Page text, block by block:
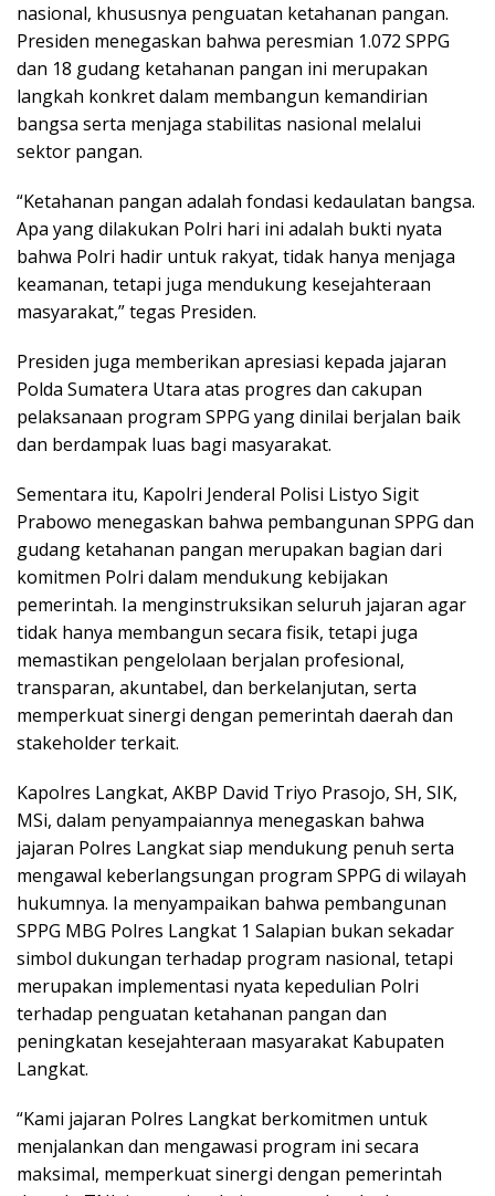
nasional, khususnya penguatan ketahanan pangan.
Presiden menegaskan bahwa peresmian 1.072 SPPG
dan 18 gudang ketahanan pangan ini merupakan
langkah konkret dalam membangun kemandirian
bangsa serta menjaga stabilitas nasional melalui
sektor pangan.
“Ketahanan pangan adalah fondasi kedaulatan bangsa.
Apa yang dilakukan Polri hari ini adalah bukti nyata
bahwa Polri hadir untuk rakyat, tidak hanya menjaga
keamanan, tetapi juga mendukung kesejahteraan
masyarakat,” tegas Presiden.
Presiden juga memberikan apresiasi kepada jajaran
Polda Sumatera Utara atas progres dan cakupan
pelaksanaan program SPPG yang dinilai berjalan baik
dan berdampak luas bagi masyarakat.
Sementara itu, Kapolri Jenderal Polisi Listyo Sigit
Prabowo menegaskan bahwa pembangunan SPPG dan
gudang ketahanan pangan merupakan bagian dari
komitmen Polri dalam mendukung kebijakan
pemerintah. Ia menginstruksikan seluruh jajaran agar
tidak hanya membangun secara fisik, tetapi juga
memastikan pengelolaan berjalan profesional,
transparan, akuntabel, dan berkelanjutan, serta
memperkuat sinergi dengan pemerintah daerah dan
stakeholder terkait.
Kapolres Langkat, AKBP David Triyo Prasojo, SH, SIK,
MSi, dalam penyampaiannya menegaskan bahwa
jajaran Polres Langkat siap mendukung penuh serta
mengawal keberlangsungan program SPPG di wilayah
hukumnya. Ia menyampaikan bahwa pembangunan
SPPG MBG Polres Langkat 1 Salapian bukan sekadar
simbol dukungan terhadap program nasional, tetapi
merupakan implementasi nyata kepedulian Polri
terhadap penguatan ketahanan pangan dan
peningkatan kesejahteraan masyarakat Kabupaten
Langkat.
“Kami jajaran Polres Langkat berkomitmen untuk
menjalankan dan mengawasi program ini secara
maksimal, memperkuat sinergi dengan pemerintah